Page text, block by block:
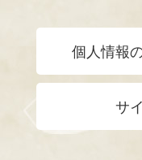
個人情報
サ